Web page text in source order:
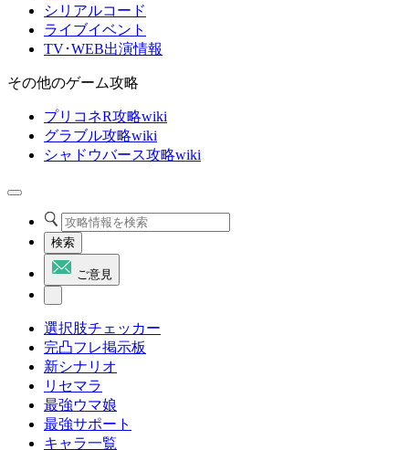
シリアルコード
ライブイベント
TV･WEB出演情報
その他のゲーム攻略
プリコネR攻略wiki
グラブル攻略wiki
シャドウバース攻略wiki
検索
ご意見
選択肢チェッカー
完凸フレ掲示板
新シナリオ
リセマラ
最強ウマ娘
最強サポート
キャラ一覧